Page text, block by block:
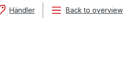
Händler Back to overview